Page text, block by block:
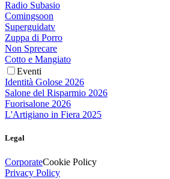
Radio Subasio
Comingsoon
Superguidatv
Zuppa di Porro
Non Sprecare
Cotto e Mangiato
Eventi
Identità Golose 2026
Salone del Risparmio 2026
Fuorisalone 2026
L'Artigiano in Fiera 2025
Legal
CorporateCookie Policy
Privacy Policy